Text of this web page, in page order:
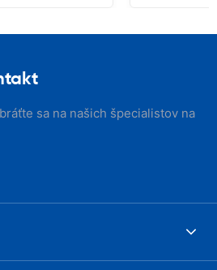
sa na našich špecialistov na